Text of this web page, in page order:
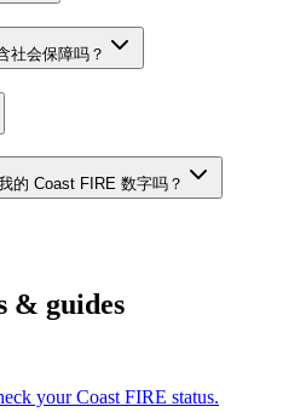
社会保障吗？
的 Coast FIRE 数字吗？
& guides
your Coast FIRE status.